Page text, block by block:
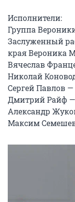
Исполнители:
Группа
Заслуженный
края Вероника
Вячеслав
Николай
Сергей Павлов —
Дмитрий Райф
Александр
Максим